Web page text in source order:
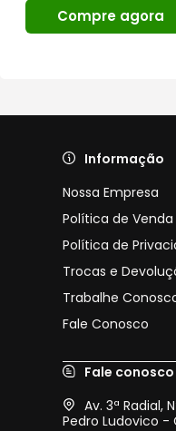
Compre agora
Informação
Nossa Empresa
Política de Venda
Política de
Trocas e
Trabalhe
Fale Conosco
Fale conosco
Av. 3ª Radial,
Pedro Ludovico -